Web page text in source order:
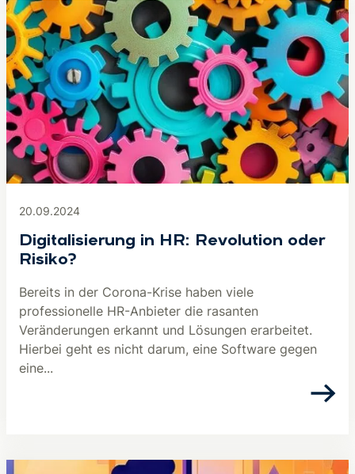
20.09.2024
Digitalisierung in HR: Revolution oder
Risiko?
Bereits in der Corona-Krise haben viele
professionelle HR-Anbieter die rasanten
Veränderungen erkannt und Lösungen erarbeitet.
Hierbei geht es nicht darum, eine Software gegen
eine...